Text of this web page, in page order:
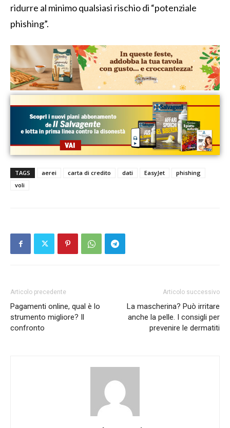
ridurre al minimo qualsiasi rischio di “potenziale
phishing”.
TAGS aerei carta di credito dati EasyJet
phishing
voli
Articolo precedente
Pagamenti online, qual è lo
strumento migliore? Il
confronto
Articolo successivo
La mascherina? Può irritare
anche la pelle. I consigli per
prevenire le dermatiti